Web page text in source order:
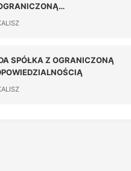
SPÓŁKA Z OGRANICZONĄ